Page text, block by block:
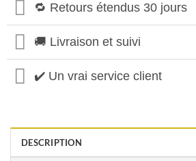
🔁 Retours étendus 30 jours
🚚 Livraison et suivi
✔️ Un vrai service client
DESCRIPTION